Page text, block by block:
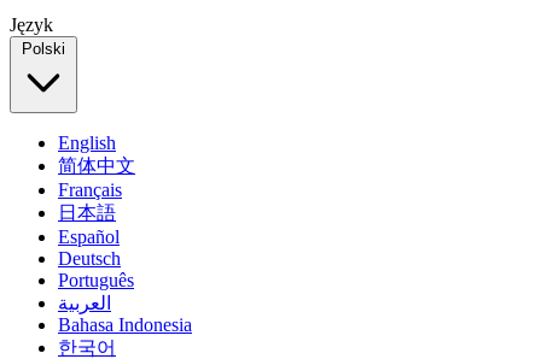
Język
Polski
English
简体中文
Français
日本語
Español
Deutsch
Português
العربية
Bahasa Indonesia
한국어